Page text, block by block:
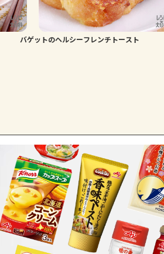
バゲットのヘルシーフレンチトースト